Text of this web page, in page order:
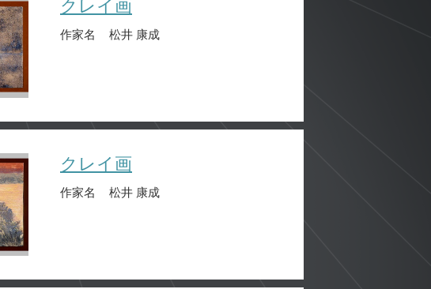
クレイ画
作家名 松井 康成
クレイ画
作家名 松井 康成